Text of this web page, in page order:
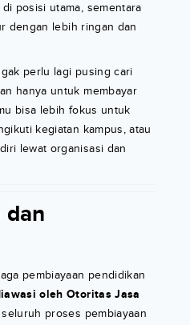
posisi utama, sementara
dengan lebih ringan dan
perlu lagi pusing cari
hanya untuk membayar
bisa lebih fokus untuk
kegiatan kampus, atau
lewat organisasi dan
dan
pembiayaan pendidikan
oleh Otoritas Jasa
proses pembiayaan